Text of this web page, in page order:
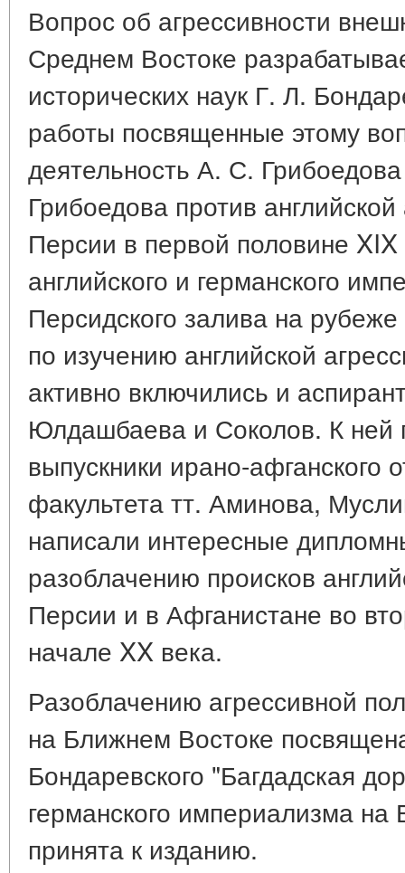
Вопрос об агрессивности
Среднем Востоке
исторических наук Г. Л.
работы посвященные этому
деятельность А. С.
Грибоедова против
Персии в первой половине
английского и германского
Персидского залива на
по изучению английской
активно включились и
Юлдашбаева и Соколов. К ней
выпускники ирано-афганского
факультета тт. Аминова,
написали интересные
разоблачению происков
Персии и в Афганистане во
начале XX века.
Разоблачению агрессивной
на Ближнем Востоке
Бондаревского "Багдадская
германского империализма
принята к изданию.